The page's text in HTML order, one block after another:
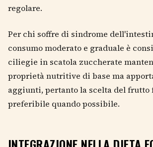
regolare.
Per chi soffre di sindrome
consumo moderato e graduale è
ciliegie in scatola zuccherate
proprietà nutritive di base ma
aggiunti, pertanto la scelta del frutto
preferibile quando possibile.